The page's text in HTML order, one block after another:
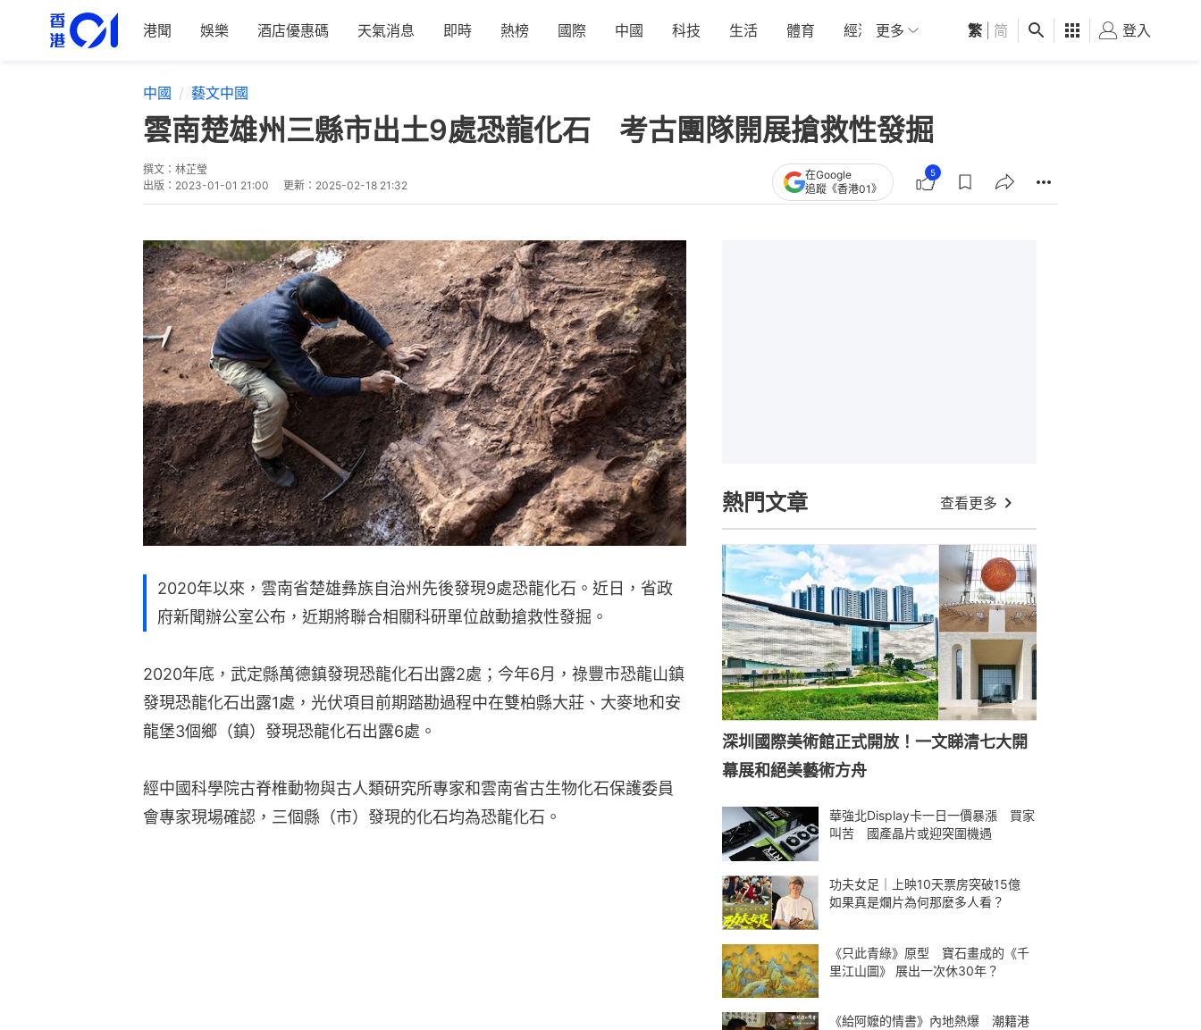
港聞 娛樂 酒店優惠碼 天氣消息 即時 熱榜 國際 中國 科技 生活 體育 經濟 01深圳 觀點 健康 好食玩飛
更多 繁 简 登入
中國 藝文中國
雲南楚雄州三縣市出土9處恐龍化石 考古團隊開展搶救性發掘
撰文： 林芷瑩
出版： 2023-01-01 21:00 更新： 2025-02-18 21:32
在Google
追蹤《香港01》
5
2020年以來，雲南省楚雄彝族自治州先後發現9處恐龍化石。近日，省政
府新聞辦公室公布，近期將聯合相關科研單位啟動搶救性發掘。
2020年底，武定縣萬德鎮發現恐龍化石出露2處；今年6月，祿豐市恐龍山鎮
發現恐龍化石出露1處，光伏項目前期踏勘過程中在雙柏縣大莊、大麥地和安
龍堡3個鄉（鎮）發現恐龍化石出露6處。
經中國科學院古脊椎動物與古人類研究所專家和雲南省古生物化石保護委員
會專家現場確認，三個縣（市）發現的化石均為恐龍化石。
熱門文章 查看更多
深圳國際美術館正式開放！一文睇清七大開
幕展和絕美藝術方舟
華強北Display卡一日一價暴漲 買家
叫苦 國產晶片或迎突圍機遇
功夫女足｜上映10天票房突破15億
如果真是爛片為何那麼多人看？
《只此青綠》原型 寶石畫成的《千
里江山圖》 展出一次休30年？
《給阿嬤的情書》內地熱爆 潮籍港